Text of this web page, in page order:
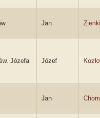
Jan
Józefa Józef
Jan